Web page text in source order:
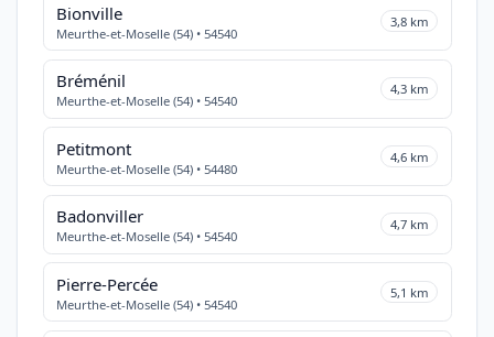
Bionville
Meurthe-et-Moselle (54) • 54540
3,8 km
Bréménil
Meurthe-et-Moselle (54) • 54540
4,3 km
Petitmont
Meurthe-et-Moselle (54) • 54480
4,6 km
Badonviller
Meurthe-et-Moselle (54) • 54540
4,7 km
Pierre-Percée
Meurthe-et-Moselle (54) • 54540
5,1 km